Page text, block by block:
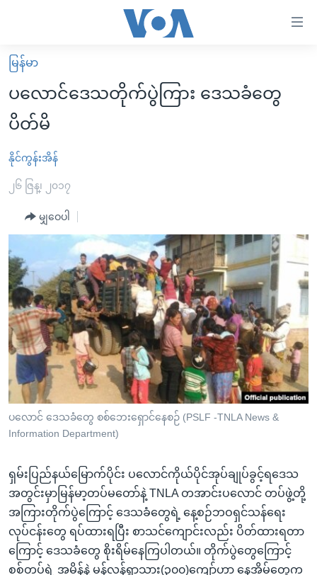
လွယ်ကူ
စေ
သည့်
များ
ပင်မ
ကြည့်
ရန်
ပင်မ
အ
ညွန်း
စာမျက်နှာ
သို့
ကျော်
ကြည့်
ရန်
ရန်
နေရာ
သို့
ကျော်
ရန်
မူလစာမျက်နှာ
မြန်မာ
ကမ္ဘာ့သတင်းများ
နိုင်ငံတကာ
အမေရိကန်
အစ္စရေး-ပါလက်စတိုင်း
ဗွီဒီယို
သတင်းလွတ်လပ်ခွင့်
အင်္ဂလိပ်စာလေ့လာမယ်
အမေရိကန်သုံးအီဒီယံ
မကြေးမုံရဲ့ အင်္ဂလိပ်စာ
ရုပ်ရှင်ထဲက အင်္ဂလိပ်စာ
သုတပဒေသာ အင်္ဂလိပ်စာ
အပတ်စဉ်ကဏ္ဍများ
ရေဒီယို
တီဗွီ
ရေဒီယိုနှင့်ရုပ်သံ အချက်အလက်များ
ရေဒီယို/တီဗွီအစီအစဉ်
Learning English
ဗွီအိုအေ လူမှုကွန်ယက်များ
မြန်မာ
ပလောင်ဒေသတိုက်ပွဲကြား ဒေသခံတွေ
ပိတ်မိ
နိုင်ကွန်းအိန်
၂၆ ဇြန္၊ ၂၀၁၇
မျှဝေပါ
ပလောင် ဒေသခံတွေ စစ်ဘေးရှောင်နေစဉ် (PSLF -TNLA News &
Information Department)
ရှမ်းပြည်နယ်မြောက်ပိုင်း ပလောင်ကိုယ်ပိုင်အုပ်ချုပ်ခွင့်ရဒေသ
အတွင်းမှာမြန်မာ့တပ်မတော်နဲ့ TNLA တအာင်းပလောင် တပ်ဖွဲ့တို့
အကြားတိုက်ပွဲကြောင့် ဒေသခံတွေရဲ့ နေ့စဉ်ဘဝရှင်သန်ရေး
လုပ်ငန်းတွေ ရပ်ထားရပြီး စာသင်ကျောင်းလည်း ပိတ်ထားရတာ
ကြောင့် ဒေသခံတွေ စိုးရိမ်နေကြပါတယ်။ တိုက်ပွဲတွေကြောင့်
စစ်တပ်ရဲ့ အမိန့်နဲ့ မန်လန်ရွာသား(၃၀၀)ကျော်ဟာ နေအိမ်တွေက